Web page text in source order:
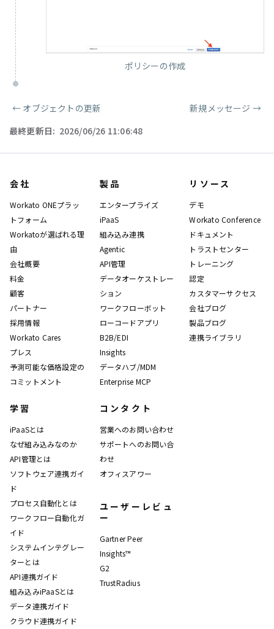
ポリシーの作成
ページャー
← オブジェクトの更新 新規メッセージ →
最終更新日: 2026/06/26 11:06:48
会社
Workato ONEプラッ
トフォーム
Workatoが選ばれる理
由
会社概要
料金
顧客
パートナー
採用情報
Workato Cares
プレス
予測可能な価格設定の
コミットメント
製品
エンタープライズ
iPaaS
組み込み連携
Agentic
API管理
データオーケストレー
ション
ワークフローボット
ローコードアプリ
B2B/EDI
Insights
データハブ/MDM
Enterprise MCP
リソース
デモ
Workato Conference
ドキュメント
トラストセンター
トレーニング
認定
カスタマーサクセス
会社ブログ
製品ブログ
連携ライブラリ
学習
iPaaSとは
なぜ組み込みなのか
API管理とは
ソフトウェア連携ガイ
ド
プロセス自動化とは
ワークフロー自動化ガ
イド
システムインテグレー
ターとは
API連携ガイド
組み込みiPaaSとは
データ連携ガイド
クラウド連携ガイド
コンタクト
営業へのお問い合わせ
サポートへのお問い合
わせ
オフィスアワー
ユーザーレビュ
ー
Gartner Peer
Insights™
G2
TrustRadius